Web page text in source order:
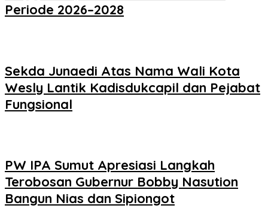
Periode 2026–2028
Sekda Junaedi Atas Nama Wali Kota
Wesly Lantik Kadisdukcapil dan Pejabat
Fungsional
PW IPA Sumut Apresiasi Langkah
Terobosan Gubernur Bobby Nasution
Bangun Nias dan Sipiongot